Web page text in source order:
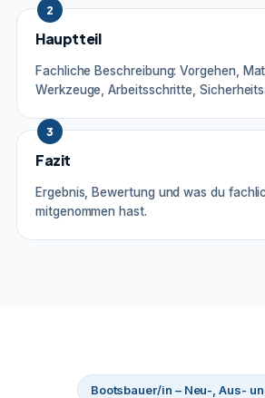
2
Hauptteil
Fachliche Beschreibung: Vorgehen,
Werkzeuge, Arbeitsschritte,
3
Fazit
Ergebnis, Bewertung und was du
mitgenommen hast.
Bootsbauer/in – Neu-, Aus-